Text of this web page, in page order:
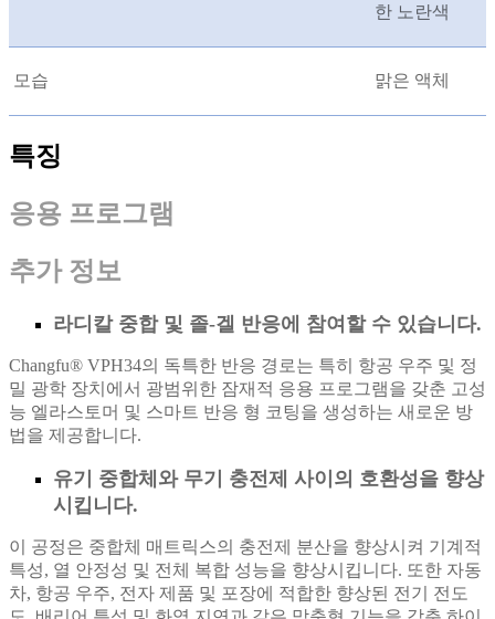
한 노란색
모습 맑은 액체
특징
응용 프로그램
추가 정보
라디칼 중합 및 졸-겔 반응에 참여할 수 있습니다.
Changfu® VPH34의 독특한 반응 경로는 특히 항공 우주 및 정
밀 광학 장치에서 광범위한 잠재적 응용 프로그램을 갖춘 고성
능 엘라스토머 및 스마트 반응 형 코팅을 생성하는 새로운 방
법을 제공합니다.
유기 중합체와 무기 충전제 사이의 호환성을 향상
시킵니다.
이 공정은 중합체 매트릭스의 충전제 분산을 향상시켜 기계적
특성, 열 안정성 및 전체 복합 성능을 향상시킵니다. 또한 자동
차, 항공 우주, 전자 제품 및 포장에 적합한 향상된 전기 전도